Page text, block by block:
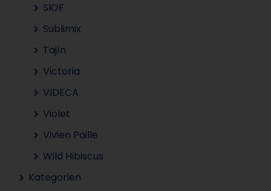
SIOF
Sublimix
Tajín
Victoria
VIDECA
Violet
Vivien Paille
Wild Hibiscus
Kategorien